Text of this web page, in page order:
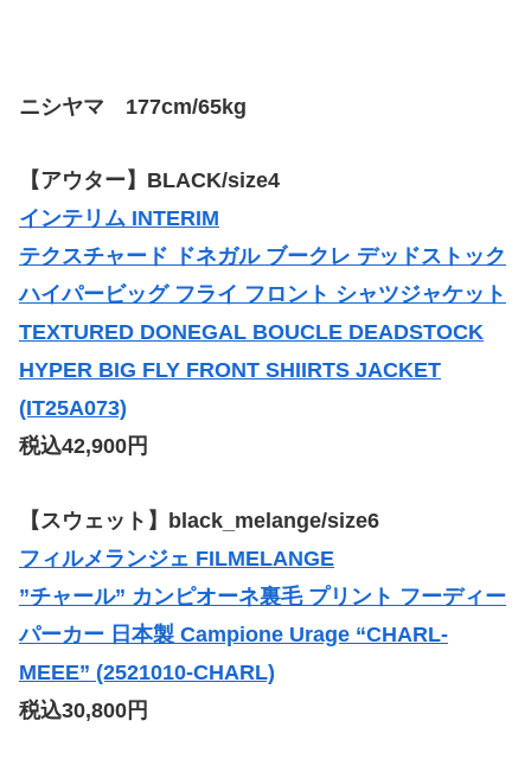
ニシヤマ 177cm/65kg
【アウター】BLACK/size4
インテリム INTERIM
テクスチャード ドネガル ブークレ デッドストック
ハイパービッグ フライ フロント シャツジャケット
TEXTURED DONEGAL BOUCLE DEADSTOCK
HYPER BIG FLY FRONT SHIIRTS JACKET
(IT25A073)
税込42,900円
【スウェット】 black_melange/size6
フィルメランジェ FILMELANGE
”チャール” カンピオーネ裏毛 プリント フーディー
パーカー 日本製 Campione Urage “CHARL-
MEEE” (2521010-CHARL)
税込30,800円